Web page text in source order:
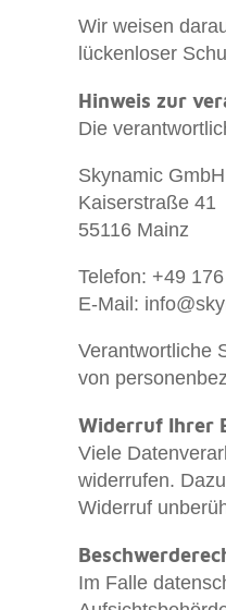
Wir weisen
lückenloser
Hinweis zur
Die
Skynamic GmbH
Kaiserstraße 41
55116 Mainz
Telefon: +49
E-Mail:
Verantwortliche
von
Widerruf Ihrer
Viele
widerrufen.
Widerruf
Im Falle